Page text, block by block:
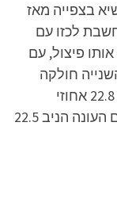
שהיו שיא בצפייה מאז
לכזו עם
פיצול, עם
השנייה חולקה
לשני חלקים, כאשר הפרק הראשון הניב 22.8 אחוזי
רייטינג. לעומת זאת הפרק השני של סיום העונה הניב 22.5